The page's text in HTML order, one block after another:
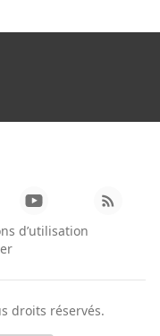
d’utilisation
droits réservés.